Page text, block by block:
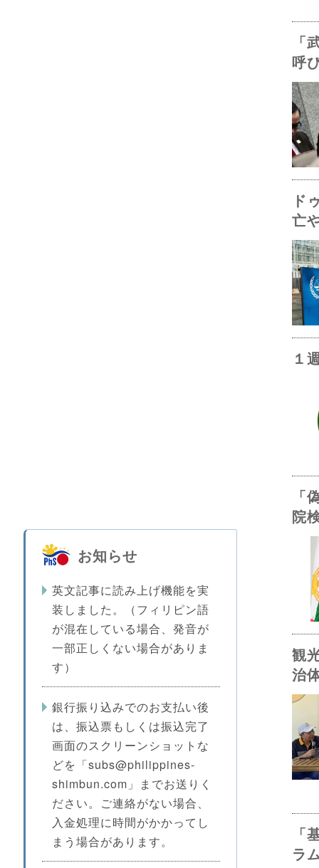
お知らせ
英文記事に読み上げ機能を実
装しました。（フィリピン語
が混在している場合、発音が
一部正しくない場合がありま
す）
銀行振り込みでのお支払い後
は、振込票もしくは振込完了
画面のスクリーンショットな
どを「subs@philippines-
shimbun.com」までお送りく
ださい。ご連絡がない場合、
入金処理に時間がかかってし
まう場合があります。
呼
ド
亡
１
院
観
治
ラ